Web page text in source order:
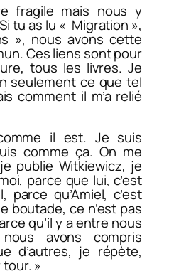
fragile mais nous y
tu as lu « Migration »,
», nous avons cette
Ces liens sont pour
tous les livres. Je
seulement ce que tel
comment il m’a relié
il est. Je suis
comme ça. On me
publie Witkiewicz, je
parce que lui, c’est
parce qu’Amiel, c’est
boutade, ce n’est pas
qu’il y a entre nous
avons compris
d’autres, je répète,
»